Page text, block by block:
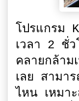
โปรแกรม
เวลา 2 ชั่ว
คลายกล้าม
เลย สามา
ไหน เหมา